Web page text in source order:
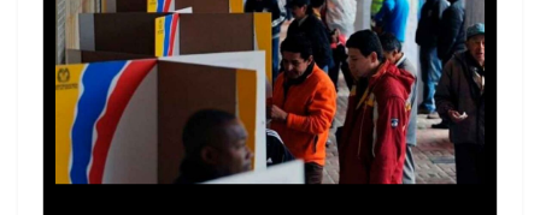
conducción que haga de la OEA esa herramienta
de diálogo, de plataforma, de conversación, de
acuerdos en los temas principales para el
hemisferio. Estoy muy agradecida con México y
los demás países que me están apoyando.
Pueden confiar que soy una persona de palabra y